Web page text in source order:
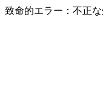
致命的エラー：不正